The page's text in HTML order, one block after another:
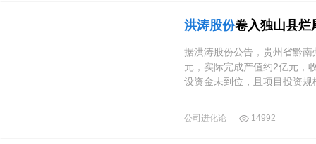
洪涛股份卷入独山县烂
据洪涛股份公告，贵州省黔
元，实际完成产值约2亿元，
设资金未到位，且项目投资
公司进化论 14992